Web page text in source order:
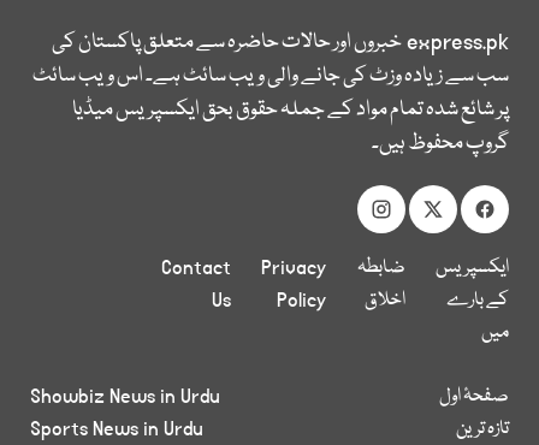
express.pkخبروں اور حالات حاضرہ سے متعلق پاکستان کی
سب سے زیادہ وزٹ کی جانے والی ویب سائٹ ہے۔ اس ویب سائٹ
پر شائع شدہ تمام مواد کے جملہ حقوق بحق ایکسپریس میڈیا
گروپ محفوظ ہیں۔
ایکسپریس
کے بارے
میں
ضابطہ
اخلاق
Privacy
Policy
Contact
Us
صفحۂ اول
تازہ ترین
Showbiz News in Urdu
Sports News in Urdu